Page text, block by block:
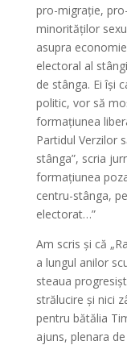
pro-migrație,
minorităților
asupra
electoral al
de stânga. Ei își
politic, vor să
formațiunea
Partidul Verzilor
stânga”, scria
formațiunea
centru-stânga,
electorat…”
Am scris și că
a lungul anilor
steaua
strălucire și nici
pentru bătălia
ajuns, plenara